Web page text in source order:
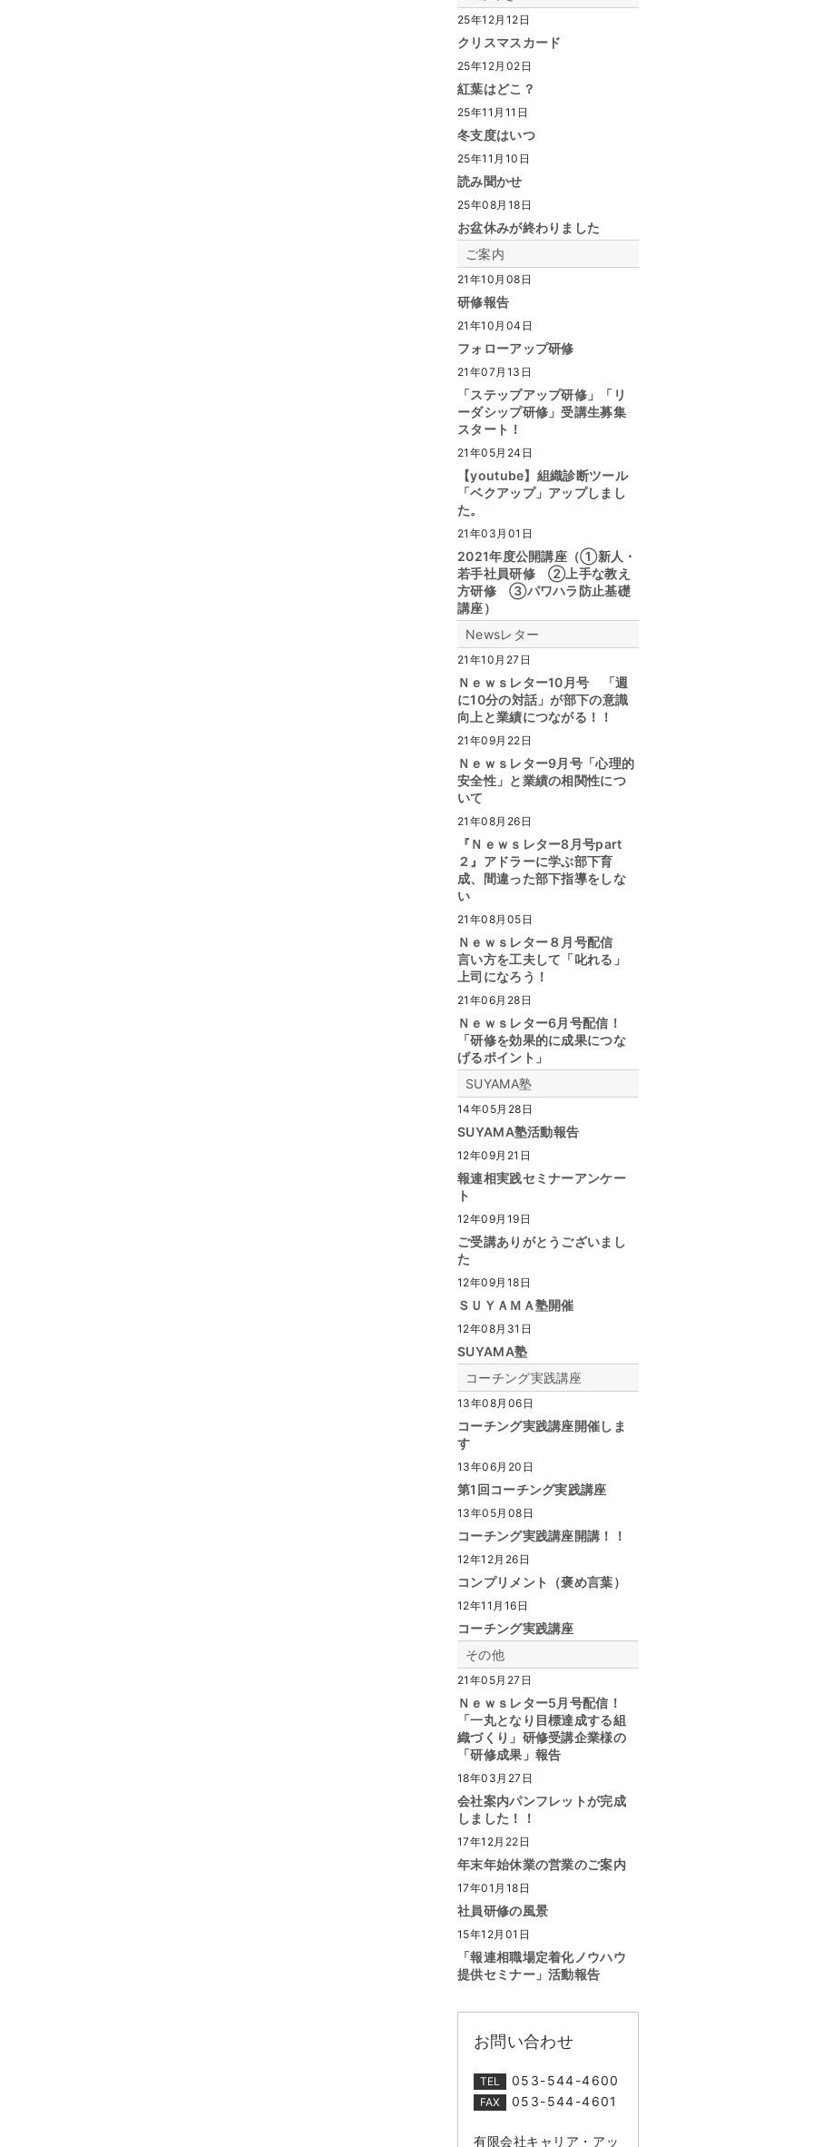
25年12月12日
クリスマスカード
25年12月02日
紅葉はどこ？
25年11月11日
冬支度はいつ
25年11月10日
読み聞かせ
25年08月18日
お盆休みが終わりました
ご案内
21年10月08日
研修報告
21年10月04日
フォローアップ研修
21年07月13日
「ステップアップ研修」「リ
ーダシップ研修」受講生募集
スタート！
21年05月24日
【youtube】組織診断ツール
「ベクアップ」アップしまし
た。
21年03月01日
2021年度公開講座（①新人・
若手社員研修 ②上手な教え
方研修 ③パワハラ防止基礎
講座）
Newsレター
21年10月27日
Ｎｅｗｓレター10月号 「週
に10分の対話」が部下の意識
向上と業績につながる！！
21年09月22日
Ｎｅｗｓレター9月号「心理的
安全性」と業績の相関性につ
いて
21年08月26日
『Ｎｅｗｓレター8月号part
２』アドラーに学ぶ部下育
成、間違った部下指導をしな
い
21年08月05日
Ｎｅｗｓレター８月号配信
言い方を工夫して「叱れる」
上司になろう！
21年06月28日
Ｎｅｗｓレター6月号配信！
「研修を効果的に成果につな
げるポイント」
SUYAMA塾
14年05月28日
SUYAMA塾活動報告
12年09月21日
報連相実践セミナーアンケー
ト
12年09月19日
ご受講ありがとうございまし
た
12年09月18日
ＳＵＹＡＭＡ塾開催
12年08月31日
SUYAMA塾
コーチング実践講座
13年08月06日
コーチング実践講座開催しま
す
13年06月20日
第1回コーチング実践講座
13年05月08日
コーチング実践講座開講！！
12年12月26日
コンプリメント（褒め言葉）
12年11月16日
コーチング実践講座
その他
21年05月27日
Ｎｅｗｓレター5月号配信！
「一丸となり目標達成する組
織づくり」研修受講企業様の
「研修成果」報告
18年03月27日
会社案内パンフレットが完成
しました！！
17年12月22日
年末年始休業の営業のご案内
17年01月18日
社員研修の風景
15年12月01日
「報連相職場定着化ノウハウ
提供セミナー」活動報告
お問い合わせ
TEL 053-544-4600
FAX 053-544-4601
有限会社キャリア・アッ